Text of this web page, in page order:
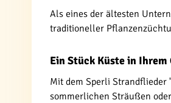
Als eines der ältesten
traditioneller
Ein Stück Küste in Ihrem
Mit dem Sperli
sommerlichen Sträußen